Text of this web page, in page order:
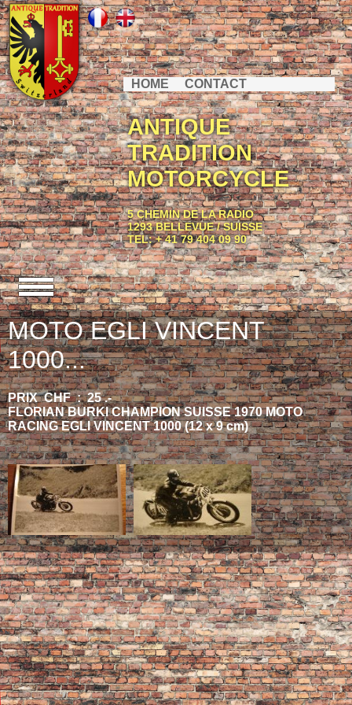
HOME CONTACT
ANTIQUE
TRADITION
MOTORCYCLE
5 CHEMIN DE LA RADIO
1293 BELLEVUE / SUISSE
TEL: + 41 79 404 09 90
MOTO EGLI VINCENT
1000...
PRIX CHF : 25 .-
FLORIAN BURKI CHAMPION SUISSE 1970 MOTO
RACING EGLI VINCENT 1000 (12 x 9 cm)